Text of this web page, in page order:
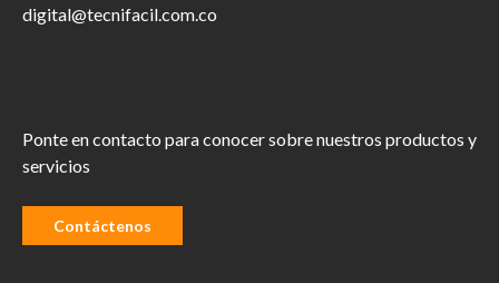
digital@tecnifacil.com.co
Ponte en contacto para conocer sobre nuestros productos y
servicios
Contáctenos